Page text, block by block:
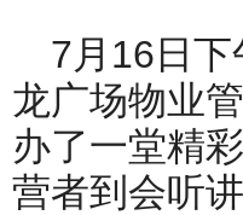
7月16日
龙广场物业
办了一堂精
营者到会听讲